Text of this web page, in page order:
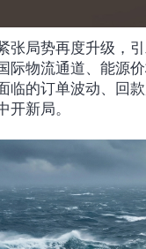
张局势再度升级，
际物流通道、能源
临的订单波动、回
开新局。